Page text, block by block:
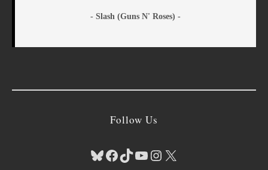
- Slash (Guns N' Roses) -
Follow Us